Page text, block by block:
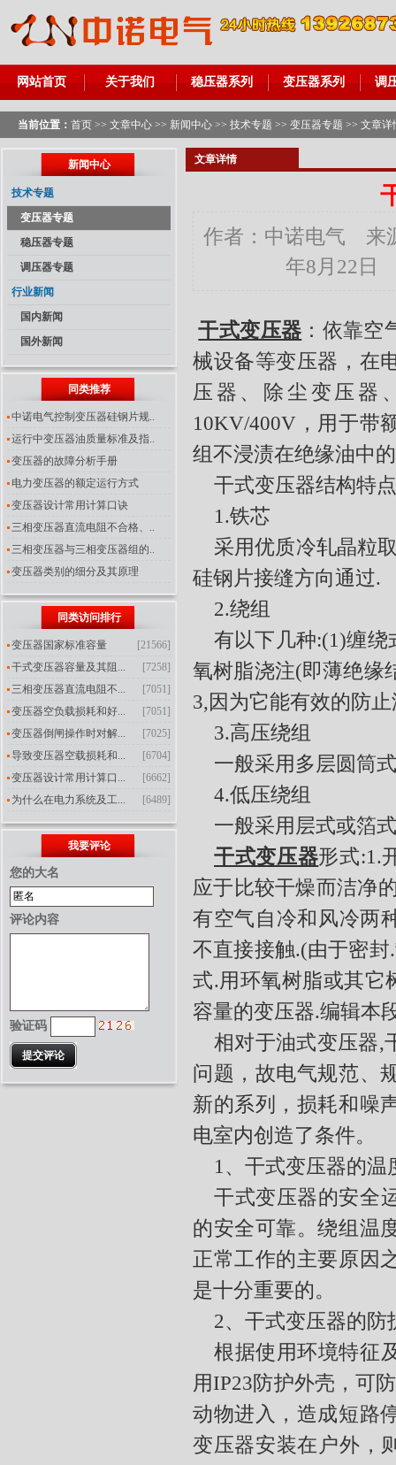
网站首页 关于我们 稳压器系列 变压器系列 调
当前位置： 首页 >> 文章中心 >> 新闻中心 >> 技术专题 >> 变压器专题 >> 文章详
新闻中心
技术专题
变压器专题
稳压器专题
调压器专题
行业新闻
国内新闻
国外新闻
同类推荐
中诺电气控制变压器硅钢片规..
运行中变压器油质量标准及指..
变压器的故障分析手册
电力变压器的额定运行方式
变压器设计常用计算口诀
三相变压器直流电阻不合格、..
三相变压器与三相变压器组的..
变压器类别的细分及其原理
同类访问排行
[21566]
变压器国家标准容量
[7258]
干式变压器容量及其阻...
[7051]
三相变压器直流电阻不...
[7051]
变压器空负载损耗和好...
[7025]
变压器倒闸操作时对解...
[6704]
导致变压器空载损耗和...
[6662]
变压器设计常用计算口...
[6489]
为什么在电力系统及工...
我要评论
您的大名
评论内容
验证码
文章详情
作者：中诺电气 来
年8月22日
干式变压器 ：依靠
械设备等变压器，在
压器、除尘变压器
10KV/400V ，用于带
组不浸渍在绝缘油中
干式变压器结构特点
1.铁芯
采用优质冷轧晶粒
硅钢片接缝方向通过.
2.绕组
有以下几种:(1)缠绕
氧树脂浇注(即薄绝缘
3,因为它能有效的防
3.高压绕组
一般采用多层圆筒
4.低压绕组
一般采用层式或箔
干式变压器形式:1.
应于比较干燥而洁净
有空气自冷和风冷两
不直接接触.(由于密封.
式.用环氧树脂或其它
容量的变压器.编辑本
相对于油式变压器,
问题，故电气规范、
新的系列，损耗和噪
电室内创造了条件。
1、 干式变压器的温
干式变压器的安全
的安全可靠。绕组温
正常工作的主要原因
是十分重要的。
2、 干式变压器的防
根据使用环境特征
用IP23防护外壳，可
动物进入，造成短路
变压器安装在户外，